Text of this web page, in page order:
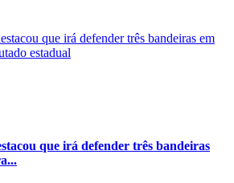
que irá defender três bandeiras